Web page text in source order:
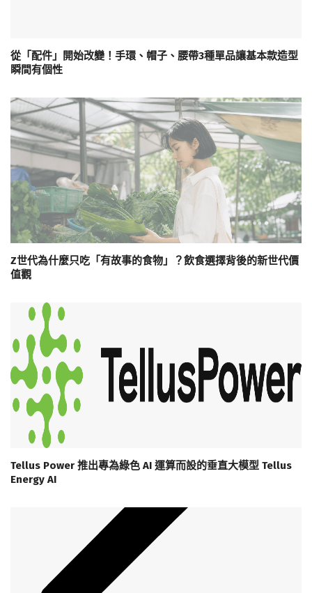
從「配件」開始改變！手環、帽子、腰帶3種單品讓基本款造型
瞬間有個性
Z世代為什麼只吃「有故事的食物」？飲食選擇背後的新世代價
值觀
Tellus Power 推出專為綠色 AI 運算而設的垂直大模型 Tellus
Energy AI